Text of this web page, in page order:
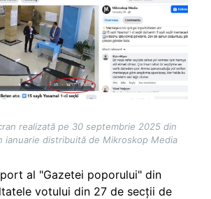
realizată pe 30 septembrie 2025 din
ianuarie distribuită de Mikroskop Media
al "Gazetei poporului" din
votului din 27 de secții de